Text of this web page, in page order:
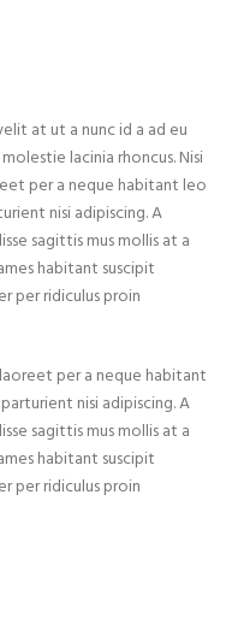
at ut a nunc id a ad eu
lacinia rhoncus. Nisi
per a neque habitant leo
nisi adipiscing. A
sagittis mus mollis at a
habitant suscipit
per ridiculus proin
per a neque habitant
nisi adipiscing. A
sagittis mus mollis at a
habitant suscipit
per ridiculus proin